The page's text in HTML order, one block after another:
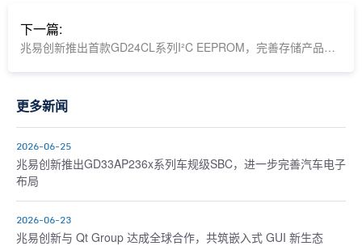
下一篇:
兆易创新推出首款GD24CL系列I²C EEPROM，完善存储产品线布局
更多新闻
2026-06-25
兆易创新推出GD33AP236x系列车规级SBC，进一步完善汽车电子
布局
2026-06-23
兆易创新与 Qt Group 达成全球合作，共筑嵌入式 GUI 新生态